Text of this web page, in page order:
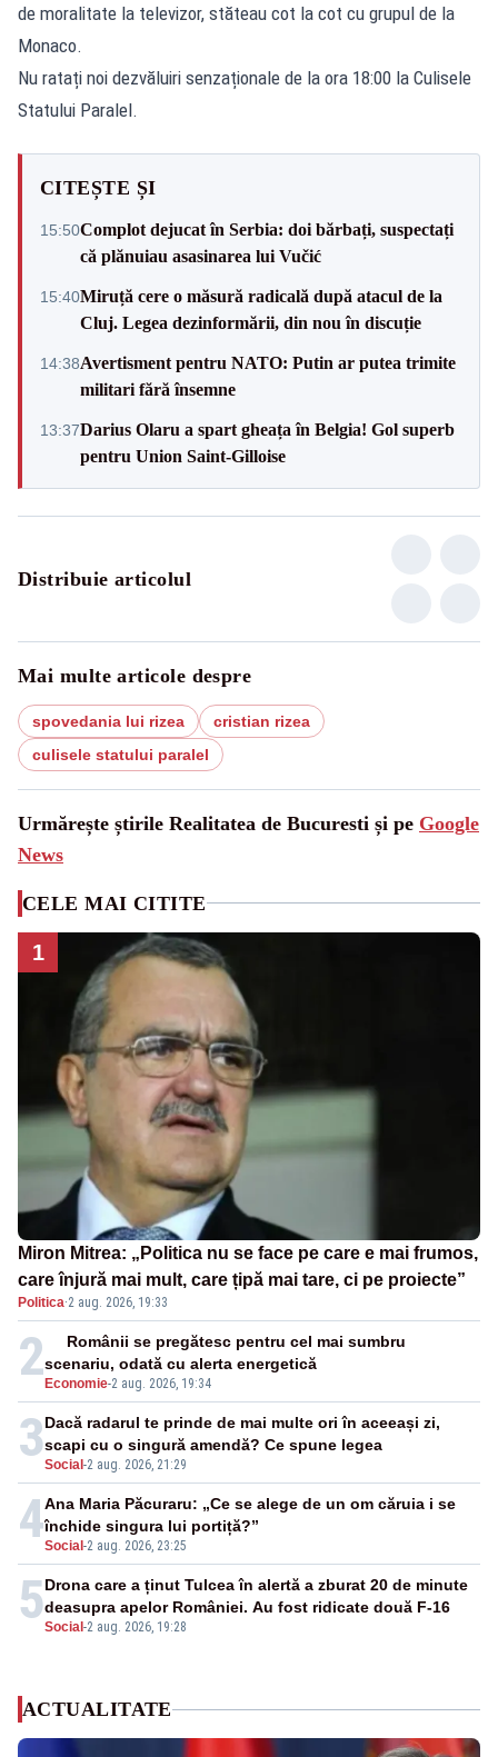
de moralitate la televizor, stăteau cot la cot cu grupul de la
Monaco.
Nu ratați noi dezvăluiri senzaționale de la ora 18:00 la Culisele
Statului Paralel.
CITEȘTE ȘI
15:50Complot dejucat în Serbia: doi bărbați, suspectați
că plănuiau asasinarea lui Vučić
15:40Miruță cere o măsură radicală după atacul de la
Cluj. Legea dezinformării, din nou în discuție
14:38Avertisment pentru NATO: Putin ar putea trimite
militari fără însemne
13:37Darius Olaru a spart gheața în Belgia! Gol superb
pentru Union Saint-Gilloise
Distribuie articolul
Mai multe articole despre
spovedania lui rizea
cristian rizea
culisele statului paralel
Urmărește știrile Realitatea de Bucuresti și pe Google
News
CELE MAI CITITE
1
Miron Mitrea: „Politica nu se face pe care e mai frumos,
care înjură mai mult, care țipă mai tare, ci pe proiecte”
Politica·2 aug. 2026, 19:33
2 Economie-2 aug. 2026, 19:34
Românii se pregătesc pentru cel mai sumbru
scenariu, odată cu alerta energetică
3Social -2 aug. 2026, 21:29
Dacă radarul te prinde de mai multe ori în aceeași zi,
scapi cu o singură amendă? Ce spune legea
4Social -2 aug. 2026, 23:25
Ana Maria Păcuraru: „Ce se alege de un om căruia i se
închide singura lui portiță?”
5Social -2 aug. 2026, 19:28
Drona care a ținut Tulcea în alertă a zburat 20 de minute
deasupra apelor României. Au fost ridicate două F-16
ACTUALITATE